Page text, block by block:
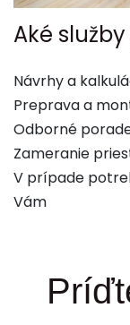
Aké
Návrhy a
Preprava a
Odborné
Zameranie
V prípade
Vám